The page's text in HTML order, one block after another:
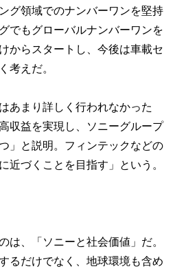
グ領域でのナンバーワンを堅持
でもグローバルナンバーワンを
からスタートし、今後は車載セ
考えだ。
あまり詳しく行われなかった
収益を実現し、ソニーグループ
」と説明。フィンテックなどの
近づくことを目指す」という。
は、「ソニーと社会価値」だ。
るだけでなく、地球環境も含め